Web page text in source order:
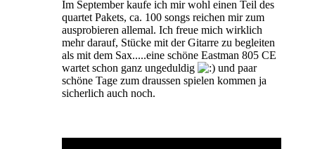
Im September kaufe ich mir wohl einen Teil des
quartet Pakets, ca. 100 songs reichen mir zum
ausprobieren allemal. Ich freue mich wirklich
mehr darauf, Stücke mit der Gitarre zu begleiten
als mit dem Sax.....eine schöne Eastman 805 CE
wartet schon ganz ungeduldig
und paar
schöne Tage zum draussen spielen kommen ja
sicherlich auch noch.